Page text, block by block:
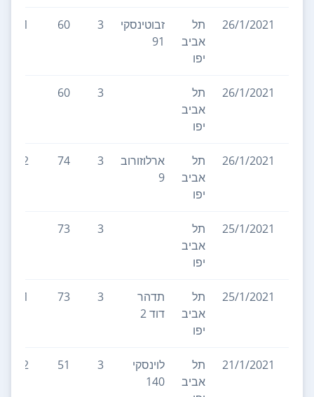
26/1/2021
תל
אביב
יפו
זבוטינסקי
91
3
60
1
26/1/2021
תל
אביב
יפו
3
60
26/1/2021
תל
אביב
יפו
ארלוזורוב
9
3
74
2
25/1/2021
תל
אביב
יפו
3
73
25/1/2021
תל
אביב
יפו
תדהר
דוד 2
3
73
1
21/1/2021
תל
אביב
לוינסקי
140
3
51
2